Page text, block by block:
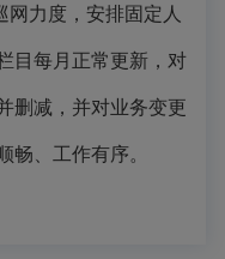
力度，安排固定人
目每月正常更新，对
删减，并对业务变更
畅、工作有序。